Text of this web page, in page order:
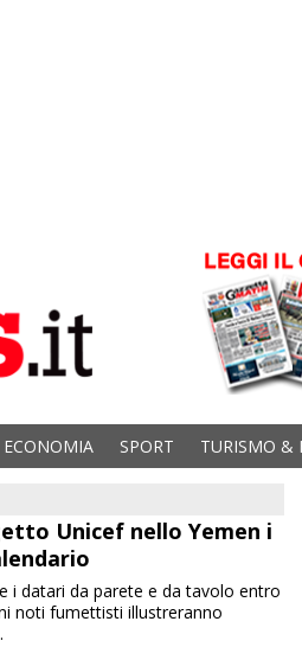
SPORT TURISMO &
Unicef nello Yemen i
i datari da parete e da tavolo entro
noti fumettisti illustreranno